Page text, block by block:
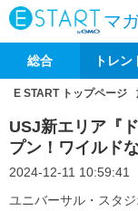
マ
総合 トレン
E START トップページ
USJ新エリア『
プン！ワイルド
2024-12-11 10:59:41
ユニバーサル・スタ